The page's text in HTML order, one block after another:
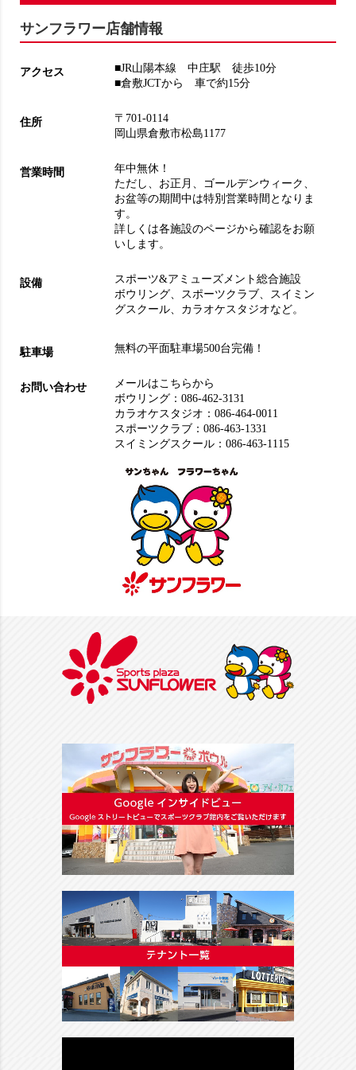
サンフラワー店舗情報
アクセス
■JR山陽本線 中庄駅 徒歩10分
■倉敷JCTから 車で約15分
住所
〒701-0114
岡山県倉敷市松島1177
営業時間
年中無休！
ただし、お正月、ゴールデンウィーク、
お盆等の期間中は特別営業時間となりま
す。
詳しくは各施設のページから確認をお願
いします。
設備
スポーツ&アミューズメント総合施設
ボウリング
スポーツクラブ
スイミン
グスクール
カラオケスタジオなど。
駐車場 無料の平面駐車場500台完備！
お問い合わせ
メールはこちらから
ボウリング：086-462-3131
カラオケスタジオ：086-464-0011
スポーツクラブ：086-463-1331
スイミングスクール：086-463-1115